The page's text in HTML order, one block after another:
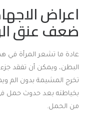
اعراض
ضعف عنق
عادة ما تشعر المرأة في
البطن، ويمكن أن تفقد
تخرج المشيمة بدون الم
بخياطته بعد حدوث حمل في
من الحمل.